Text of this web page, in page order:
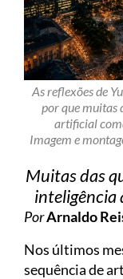
As reflexões de
por que muitas
artificial
Imagem e
Muitas das
inteligência
PorArnaldo
Nos últimos
sequência de